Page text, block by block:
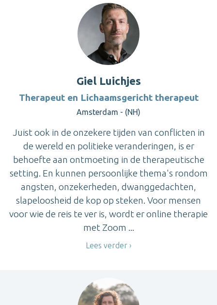
Giel Luichjes
Therapeut en Lichaamsgericht therapeut
Amsterdam - (NH)
Juist ook in de onzekere tijden van conflicten in
de wereld en politieke veranderingen, is er
behoefte aan ontmoeting in de therapeutische
setting. En kunnen persoonlijke thema's rondom
angsten, onzekerheden, dwanggedachten,
slapeloosheid de kop op steken. Voor mensen
voor wie de reis te ver is, wordt er online therapie
met Zoom ...
Lees verder